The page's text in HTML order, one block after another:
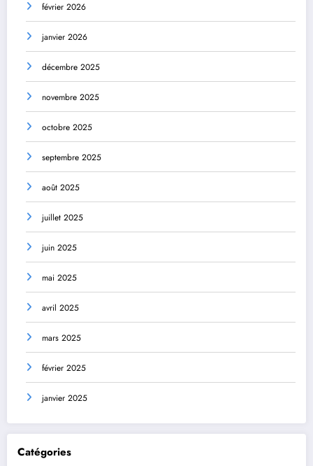
février 2026
janvier 2026
décembre 2025
novembre 2025
octobre 2025
septembre 2025
août 2025
juillet 2025
juin 2025
mai 2025
avril 2025
mars 2025
février 2025
janvier 2025
Catégories